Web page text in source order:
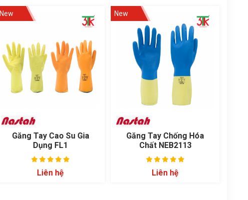
New
Găng Tay Cao Su Gia
Dụng FL1
Liên hệ
New
Găng Tay Chống Hóa
Chất NEB2113
Liên hệ